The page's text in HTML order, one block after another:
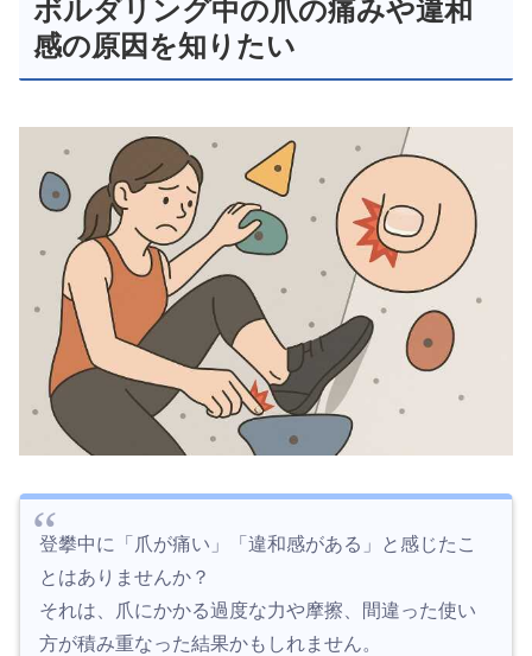
ボルダリング中の爪の痛みや違和
感の原因を知りたい
登攀中に「爪が痛い」「違和感がある」と感じたこ
とはありませんか？
それは、爪にかかる過度な力や摩擦、間違った使い
方が積み重なった結果かもしれません。